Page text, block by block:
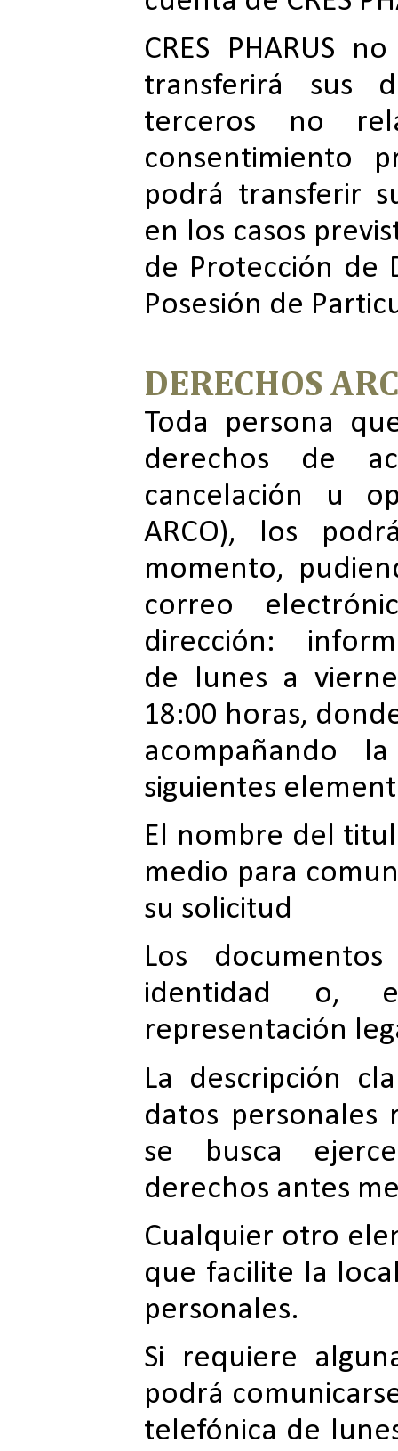
CRES PHARUS
transferirá sus
terceros no
consentimiento
podrá transferir
en los casos
de Protección de
Posesión de
DERECHOS
Toda persona
derechos de
cancelación u
ARCO), los
momento,
correo
dirección:
de lunes a
18:00 horas,
acompañando
siguientes
El nombre del
medio para
su solicitud
Los
identidad o,
representación
La descripción
datos personales
se busca
derechos antes
Cualquier otro
que facilite la
personales.
Si requiere
podrá comunicarse
telefónica de